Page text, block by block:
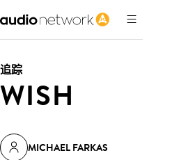
追踪
WISH
MICHAEL FARKAS